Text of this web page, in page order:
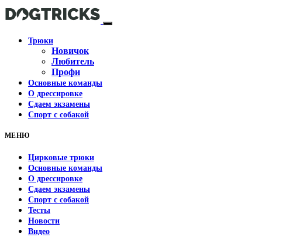
Трюки
Новичок
Любитель
Профи
Основные команды
О дрессировке
Сдаем экзамены
Спорт с собакой
МЕНЮ
Цирковые трюки
Основные команды
О дрессировке
Сдаем экзамены
Спорт с собакой
Тесты
Новости
Видео